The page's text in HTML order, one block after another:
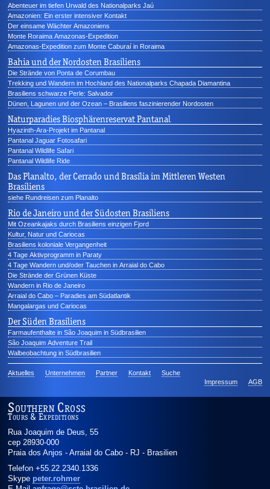
Abenteuer im tiefen Urwald des Nationalparks Jaú
Amazonien: Ein erster intensiver Kontakt
Der einsame Wächter Amazoniens
Monte Roraima Amazonas-Expedition
Amazonas-Expedition zum Monte Caburaí in Roraima
Bahia und der Nordosten Brasiliens
Die Strände von Ponta de Corumbau
Trekking und Wandern im Hochland des Nationalparks Chapada Diamantina
Brasiliens schwarze Perle: Salvador
Dünen, Lagunen und der Ozean – Brasiliens faszinierender Nordosten
Naturparadies Biosphärenreservat Pantanal
Hyazinth-Ara-Projekt im Pantanal
Pantanal Jaguar Fotosafari
Pantanal Wildlife Safari
Pantanal Wildlife Ride
Das Planalto, der Cerrado und Brasília im Mittleren Westen
Brasiliens
siehe Rundreisen zum Planalto
Rio de Janeiro und der Südosten Brasiliens
Mit Ozeankajaks durch Brasiliens einzigen Fjord
Kultur, Natur und Cariocas
Brasiliens koloniale Vergangenheit
4 Tage Aktivprogramm in Paraty
4 Tage Wandern und/oder Tauchen in Arraial do Cabo
Die Strände der Grünen Küste
Wandern in Rio de Janeiro
Arraial do Cabo – Paradies am Südatlantik
Mangalargas und Cariocas
Der Süden Brasiliens
Farmaufenthalte in São Joaquim in Südbrasilien
São Joaquim Adventure Trail
Walbeobachtung in Südbrasilien
Aktuelles Unternehmen Partner Kontakt
Suche
Impressum
AGB
Southern Cross
Tours & Expeditions
Rua Joaquim de Deus, 55
cep 28930-000
Praia dos Anjos - Arraial do Cabo - RJ - Brasilien
Telefon+55.22.2340.1336
Skype peter.rohmer